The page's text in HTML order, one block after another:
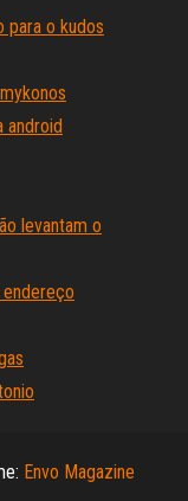
para o kudos
android
levantam o
Envo Magazine